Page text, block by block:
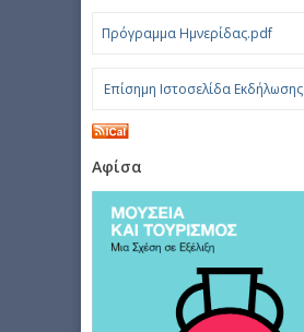
Πρόγραμμα Ημνερίδας.pdf
Επίσημη Ιστοσελίδα Εκδήλωσης
Αφίσα